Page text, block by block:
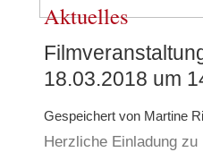
Aktuelles
18.03.2018 um
Gespeichert von Martine
Herzliche Einladung